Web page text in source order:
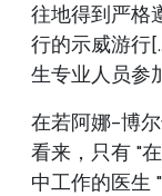
往地得到严格
行的示威游行
生专业人员参
在若阿娜-博
看来，只有 "
中工作的医生